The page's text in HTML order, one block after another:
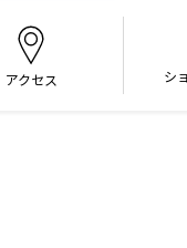
アクセス シ